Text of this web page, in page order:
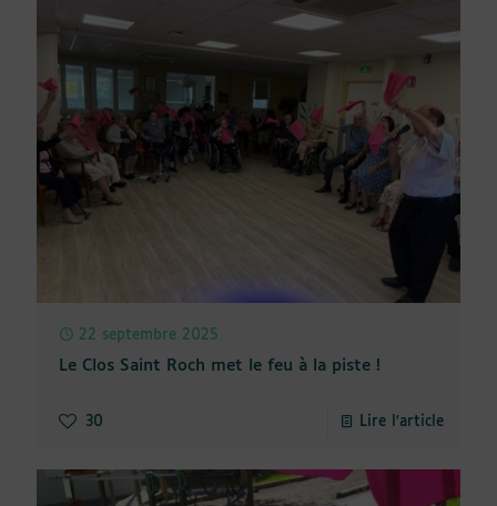
22 septembre 2025
Le Clos Saint Roch met le feu à la piste !
30 Lire l'article